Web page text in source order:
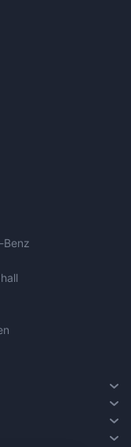
Benz